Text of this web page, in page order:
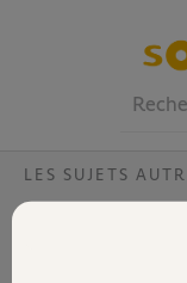
Volet
LES SUJETS